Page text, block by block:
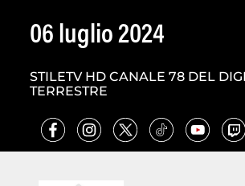
06 luglio 2024
STILETV HD CANALE 78 DEL
TERRESTRE